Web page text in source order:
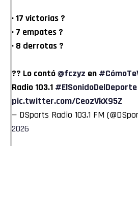
· 17 victorias ?
· 7 empates ?
· 8 derrotas ?
?? Lo contó@fczyz en
Radio 103.1 #ElSonidoDelDeporte
pic.twitter.com/CeozVkX95Z
— DSports Radio 103.1 FM
2026